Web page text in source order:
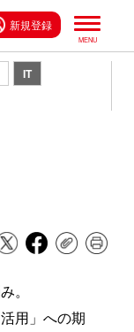
新規登録
IT
。
用」への期